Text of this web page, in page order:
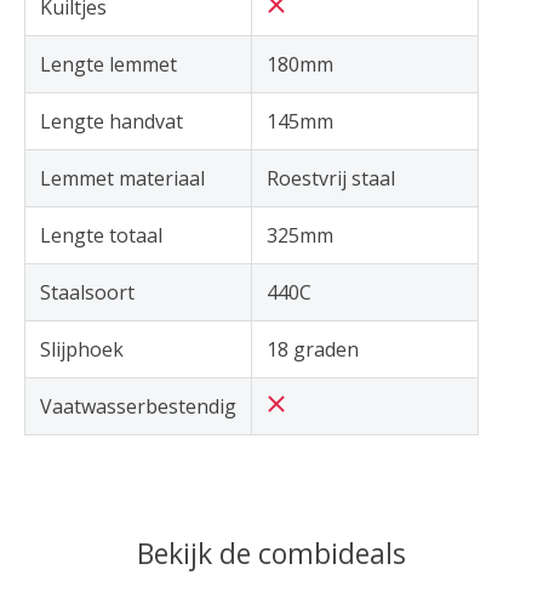
Kuiltjes
Lengte lemmet 180mm
Lengte handvat 145mm
Lemmet materiaal Roestvrij staal
Lengte totaal 325mm
Staalsoort 440C
Slijphoek 18 graden
Vaatwasserbestendig
Bekijk de combideals